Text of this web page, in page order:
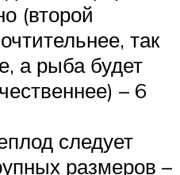
(второй
так
а рыба будет
– 6
следует
размеров –